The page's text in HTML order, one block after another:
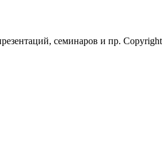
семинаров и пр.